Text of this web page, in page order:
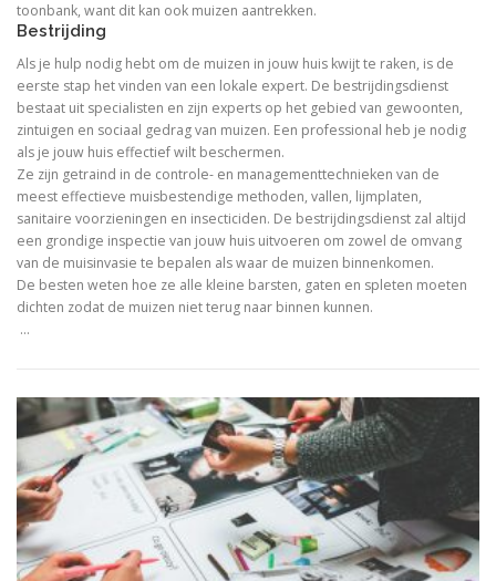
toonbank, want dit kan ook muizen aantrekken.
Bestrijding
Als je hulp nodig hebt om de muizen in jouw huis kwijt te raken, is de
eerste stap het vinden van een lokale expert. De bestrijdingsdienst
bestaat uit specialisten en zijn experts op het gebied van gewoonten,
zintuigen en sociaal gedrag van muizen. Een professional heb je nodig
als je jouw huis effectief wilt beschermen.
Ze zijn getraind in de controle- en managementtechnieken van de
meest effectieve muisbestendige methoden, vallen, lijmplaten,
sanitaire voorzieningen en insecticiden. De bestrijdingsdienst zal altijd
een grondige inspectie van jouw huis uitvoeren om zowel de omvang
van de muisinvasie te bepalen als waar de muizen binnenkomen.
De besten weten hoe ze alle kleine barsten, gaten en spleten moeten
dichten zodat de muizen niet terug naar binnen kunnen.
…